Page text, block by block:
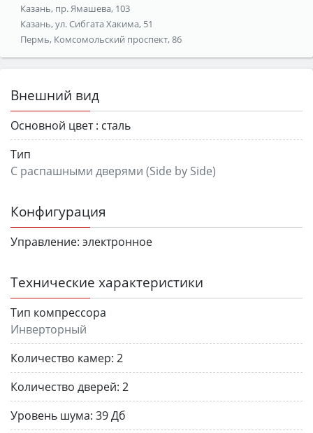
Казань, пр. Ямашева, 103
Казань, ул. Сибгата Хакима, 51
Пермь, Комсомольский проспект, 86
Внешний вид
Основной цвет : сталь
Тип
C распашными дверями (Side by Side)
Конфигурация
Управление: электронное
Технические характеристики
Тип компрессора
Инверторный
Количество камер: 2
Количество дверей: 2
Уровень шума: 39 Дб